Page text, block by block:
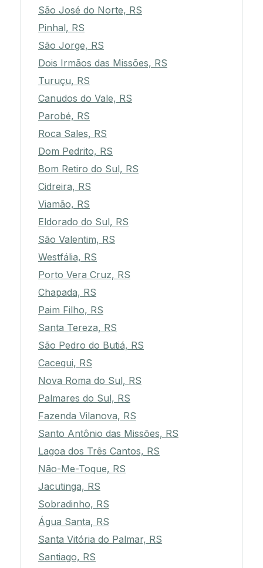
São José do Norte, RS
Pinhal, RS
São Jorge, RS
Dois Irmãos das Missões, RS
Turuçu, RS
Canudos do Vale, RS
Parobé, RS
Roca Sales, RS
Dom Pedrito, RS
Bom Retiro do Sul, RS
Cidreira, RS
Viamão, RS
Eldorado do Sul, RS
São Valentim, RS
Westfália, RS
Porto Vera Cruz, RS
Chapada, RS
Paim Filho, RS
Santa Tereza, RS
São Pedro do Butiá, RS
Cacequi, RS
Nova Roma do Sul, RS
Palmares do Sul, RS
Fazenda Vilanova, RS
Santo Antônio das Missões, RS
Lagoa dos Três Cantos, RS
Não-Me-Toque, RS
Jacutinga, RS
Sobradinho, RS
Água Santa, RS
Santa Vitória do Palmar, RS
Santiago, RS